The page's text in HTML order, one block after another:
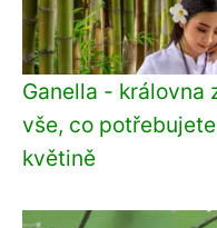
Ganella - královna
vše, co
květině